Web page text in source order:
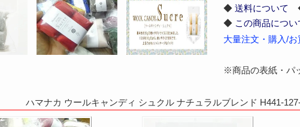
◆ 送料について
◆ この商品につ
大量注文・購入/
※商品の表紙・パ
ハマナカ ウールキャンディ シュクル ナチュラルブレンド H441-